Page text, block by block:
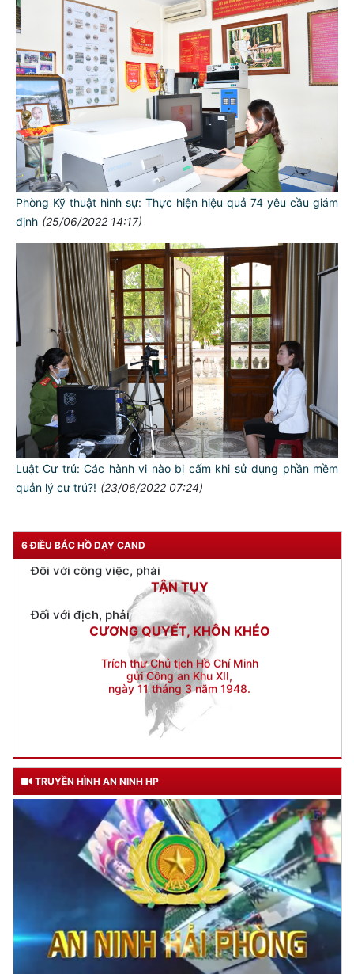
Phòng Kỹ thuật hình sự: Thực hiện hiệu quả 74 yêu cầu giám
định (25/06/2022 14:17)
Luật Cư trú: Các hành vi nào bị cấm khi sử dụng phần mềm
quản lý cư trú?! (23/06/2022 07:24)
6 ĐIỀU BÁC HỒ DẠY CAND
TƯ CÁCH
NGƯỜI CÔNG AN CÁCH MỆNH LÀ:
Đối với tự mình, phải
CẦN, KIỆM, LIÊM, CHÍNH
Đối với đồng sự, phải
THÂN ÁI GIÚP ĐỠ
Đối với chính phủ, phải
TUYỆT ĐỐI TRUNG THÀNH
Đối với nhân dân, phải
KÍNH TRỌNG LỄ PHÉP
TẬN TỤY
Đối với địch, phải
CƯƠNG QUYẾT, KHÔN KHÉO
Trích thư Chủ tịch Hồ Chí Minh
gửi Công an Khu XII,
ngày 11 tháng 3 năm 1948.
TRUYỀN HÌNH AN NINH HP